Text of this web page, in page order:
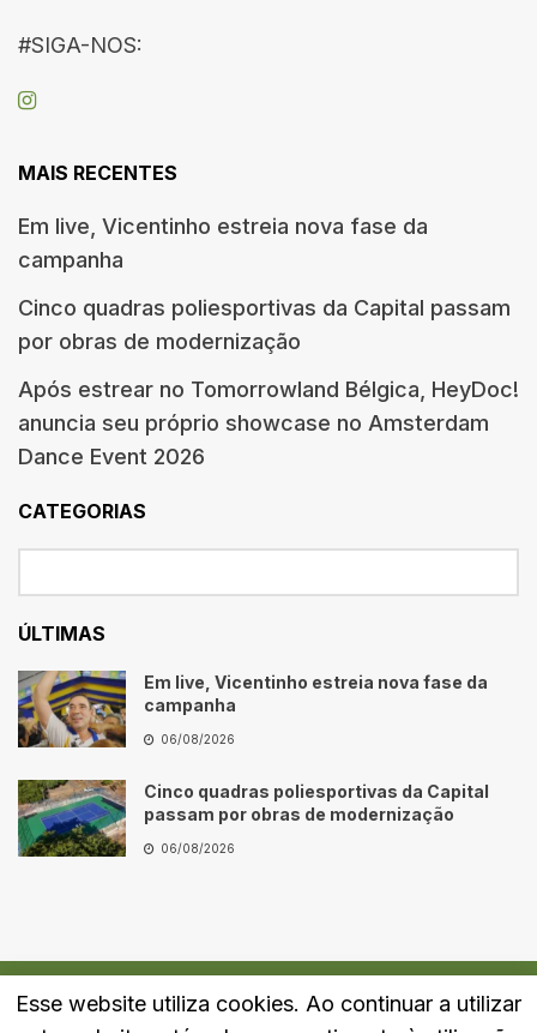
#SIGA-NOS:
MAIS RECENTES
Em live, Vicentinho estreia nova fase da
campanha
Cinco quadras poliesportivas da Capital passam
por obras de modernização
Após estrear no Tomorrowland Bélgica, HeyDoc!
anuncia seu próprio showcase no Amsterdam
Dance Event 2026
CATEGORIAS
ÚLTIMAS
Em live, Vicentinho estreia nova fase da
campanha
06/08/2026
Cinco quadras poliesportivas da Capital
passam por obras de modernização
06/08/2026
Quem Somos Fale Conosco Política de Privacidade
Esse website utiliza cookies. Ao continuar a utilizar